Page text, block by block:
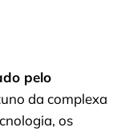
pelo
da complexa
os